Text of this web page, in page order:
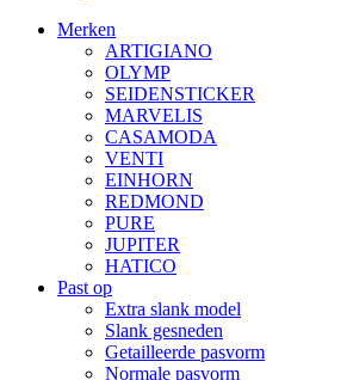
Merken
ARTIGIANO
OLYMP
SEIDENSTICKER
MARVELIS
CASAMODA
VENTI
EINHORN
REDMOND
PURE
JUPITER
HATICO
Past op
Extra slank model
Slank gesneden
Getailleerde pasvorm
Normale pasvorm